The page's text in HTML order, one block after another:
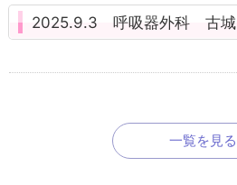
2025.9.3 呼吸器外科 古城
一覧を見る